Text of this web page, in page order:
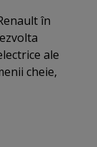
în
ale
cheie,